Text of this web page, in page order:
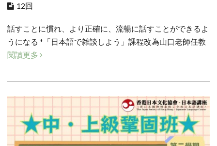
12回
話すことに慣れ、より正確に、流暢に話すことができるよ
うになる *「日本語で雑談しよう」課程改為山口老師任教
閱讀更多